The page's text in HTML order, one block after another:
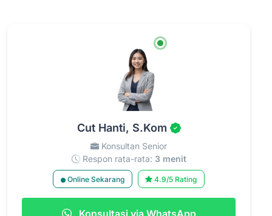
Cut Hanti, S.Kom
Konsultan Senior
Respon rata-rata: 3 menit
Online Sekarang 4.9/5 Rating
Konsultasi via WhatsApp